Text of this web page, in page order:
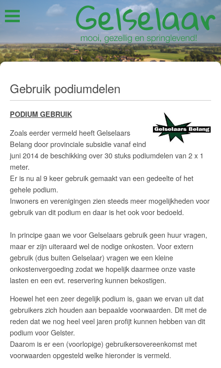
Gebruik podiumdelen
PODIUM GEBRUIK
Zoals eerder vermeld heeft Gelselaars
Belang door provinciale subsidie vanaf eind
juni 2014 de beschikking over 30 stuks podiumdelen van 2 x 1
meter.
Er is nu al 9 keer gebruik gemaakt van een gedeelte of het
gehele podium.
Inwoners en verenigingen zien steeds meer mogelijkheden voor
gebruik van dit podium en daar is het ook voor bedoeld.
In principe gaan we voor Gelselaars gebruik geen huur vragen,
maar er zijn uiteraard wel de nodige onkosten. Voor extern
gebruik (dus buiten Gelselaar) vragen we een kleine
onkostenvergoeding zodat we hopelijk daarmee onze vaste
lasten en een evt. reservering kunnen bekostigen.
Hoewel het een zeer degelijk podium is, gaan we ervan uit dat
gebruikers zich houden aan bepaalde voorwaarden. Dit met de
reden dat we nog heel veel jaren profijt kunnen hebben van dit
podium voor Gelster.
Daarom is er een (voorlopige) gebruikersovereenkomst met
voorwaarden opgesteld welke hieronder is vermeld.